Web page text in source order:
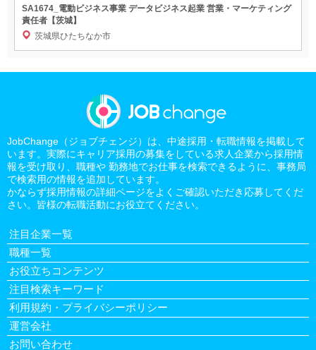
SA1674_電動ビジネス事業 データビジネス起業 営業・マーケティング
責任者【茨城】
茨城県ひたちなか市
JobChange（ジョブチェンジ）は、中途採用・転職情報を掲載して
います。実際にキャリア採用の募集をしている求人企業から採用情
報を受け取り、職種や 勤務地でお仕事を検索できるように、事務局
で検索用の情報を追加しています。
かならず採用情報の詳細ページをよくご確認いただき応募してくだ
さい。皆様の転職活動にお役立てください。
注目企業一覧
職種一覧
お役立ちコンテンツ
注目検索キーワード
利用規約・プライバシーポリシー
運営会社
お問い合わせ